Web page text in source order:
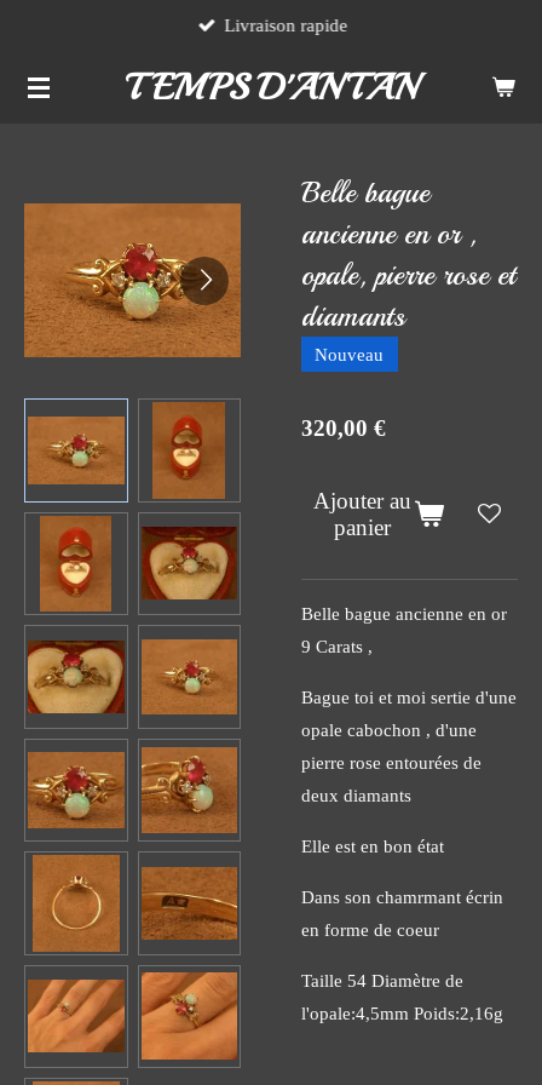
contenu
TEMPS D'ANTAN
Livraison rapide
Belle bague
ancienne en or ,
opale, pierre rose et
diamants
Nouveau
320,00 €
Ajouter au
panier
Belle bague ancienne en or
9 Carats ,
Bague toi et moi sertie d'une
opale cabochon , d'une
pierre rose entourées de
deux diamants
Elle est en bon état
Dans son chamrmant écrin
en forme de coeur
Taille 54 Diamètre de
l'opale:4,5mm Poids:2,16g